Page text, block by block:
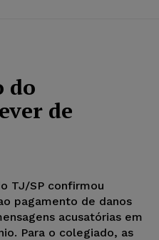
do
de
TJ/SP confirmou
pagamento de danos
acusatórias em
Para o colegiado, as